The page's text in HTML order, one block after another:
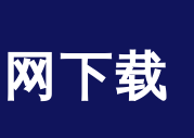
下载